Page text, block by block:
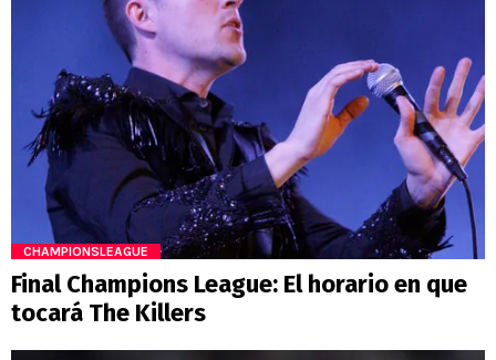
CHAMPIONSLEAGUE
Final Champions League: El horario en que
tocará The Killers